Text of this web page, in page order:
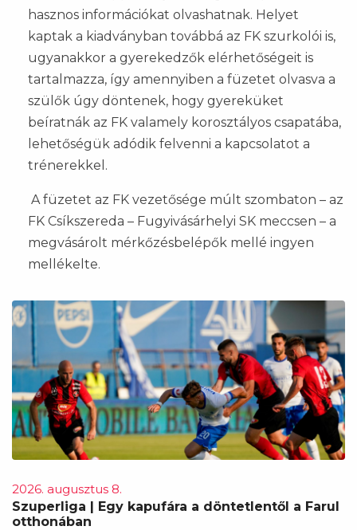
hasznos információkat olvashatnak. Helyet
kaptak a kiadványban továbbá az FK szurkolói is,
ugyanakkor a gyerekedzők elérhetőségeit is
tartalmazza, így amennyiben a füzetet olvasva a
szülők úgy döntenek, hogy gyereküket
beíratnák az FK valamely korosztályos csapatába,
lehetőségük adódik felvenni a kapcsolatot a
trénerekkel.
A füzetet az FK vezetősége múlt szombaton – az
FK Csíkszereda – Fugyivásárhelyi SK meccsen – a
megvásárolt mérkőzésbelépők mellé ingyen
mellékelte.
2026. augusztus 8.
Szuperliga | Egy kapufára a döntetlentől a Farul
otthonában